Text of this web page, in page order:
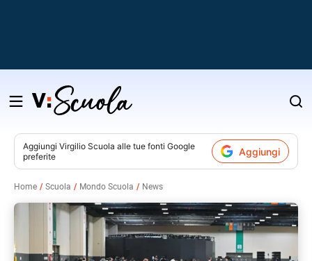
Salta
contenuto
Aggiungi Virgilio Scuola alle tue fonti Google
preferite
Aggiungi
Home Scuola Mondo Scuola News